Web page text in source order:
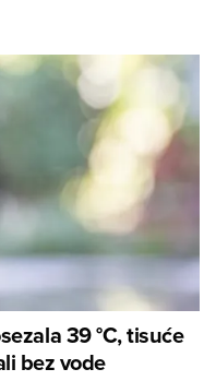
39 °C, tisuće
bez vode